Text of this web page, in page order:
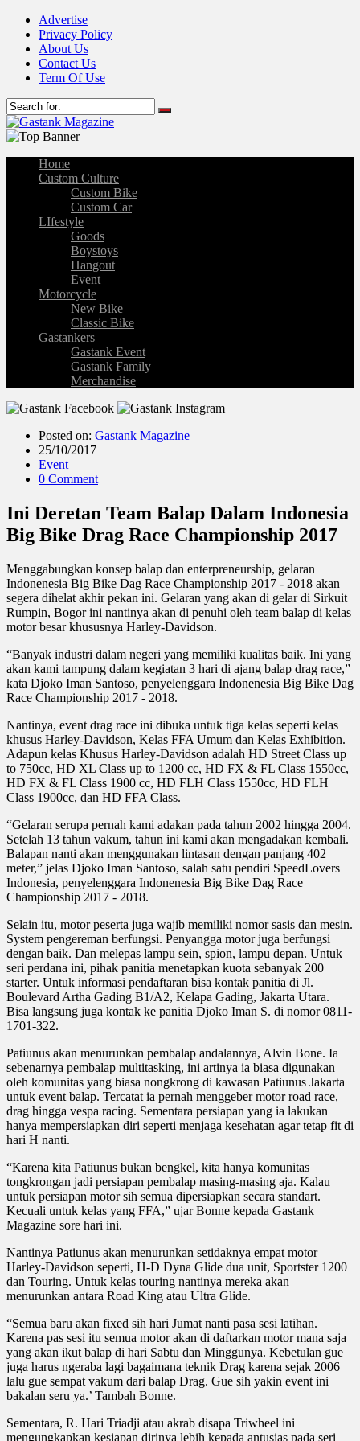
Advertise
Privacy Policy
About Us
Contact Us
Term Of Use
Home
Custom Culture
Custom Bike
Custom Car
LIfestyle
Goods
Boystoys
Hangout
Event
Motorcycle
New Bike
Classic Bike
Gastankers
Gastank Event
Gastank Family
Merchandise
Posted on: Gastank Magazine
25/10/2017
Event
0 Comment
Ini Deretan Team Balap Dalam Indonesia
Big Bike Drag Race Championship 2017
Menggabungkan konsep balap dan enterpreneurship, gelaran
Indonenesia Big Bike Dag Race Championship 2017 - 2018 akan
segera dihelat akhir pekan ini. Gelaran yang akan di gelar di Sirkuit
Rumpin, Bogor ini nantinya akan di penuhi oleh team balap di kelas
motor besar khususnya Harley-Davidson.
“Banyak industri dalam negeri yang memiliki kualitas baik. Ini yang
akan kami tampung dalam kegiatan 3 hari di ajang balap drag race,”
kata Djoko Iman Santoso, penyelenggara Indonenesia Big Bike Dag
Race Championship 2017 - 2018.
Nantinya, event drag race ini dibuka untuk tiga kelas seperti kelas
khusus Harley-Davidson, Kelas FFA Umum dan Kelas Exhibition.
Adapun kelas Khusus Harley-Davidson adalah HD Street Class up
to 750cc, HD XL Class up to 1200 cc, HD FX & FL Class 1550cc,
HD FX & FL Class 1900 cc, HD FLH Class 1550cc, HD FLH
Class 1900cc, dan HD FFA Class.
“Gelaran serupa pernah kami adakan pada tahun 2002 hingga 2004.
Setelah 13 tahun vakum, tahun ini kami akan mengadakan kembali.
Balapan nanti akan menggunakan lintasan dengan panjang 402
meter,” jelas Djoko Iman Santoso, salah satu pendiri SpeedLovers
Indonesia, penyelenggara Indonenesia Big Bike Dag Race
Championship 2017 - 2018.
Selain itu, motor peserta juga wajib memiliki nomor sasis dan mesin.
System pengereman berfungsi. Penyangga motor juga berfungsi
dengan baik. Dan melepas lampu sein, spion, lampu depan. Untuk
seri perdana ini, pihak panitia menetapkan kuota sebanyak 200
starter. Untuk informasi pendaftaran bisa kontak panitia di Jl.
Boulevard Artha Gading B1/A2, Kelapa Gading, Jakarta Utara.
Bisa langsung juga kontak ke panitia Djoko Iman S. di nomor 0811-
1701-322.
Patiunus akan menurunkan pembalap andalannya, Alvin Bone. Ia
sebenarnya pembalap multitasking, ini artinya ia biasa digunakan
oleh komunitas yang biasa nongkrong di kawasan Patiunus Jakarta
untuk event balap. Tercatat ia pernah menggeber motor road race,
drag hingga vespa racing. Sementara persiapan yang ia lakukan
hanya mempersiapkan diri seperti menjaga kesehatan agar tetap fit di
hari H nanti.
“Karena kita Patiunus bukan bengkel, kita hanya komunitas
tongkrongan jadi persiapan pembalap masing-masing aja. Kalau
untuk persiapan motor sih semua dipersiapkan secara standart.
Kecuali untuk kelas yang FFA,” ujar Bonne kepada Gastank
Magazine sore hari ini.
Nantinya Patiunus akan menurunkan setidaknya empat motor
Harley-Davidson seperti, H-D Dyna Glide dua unit, Sportster 1200
dan Touring. Untuk kelas touring nantinya mereka akan
menurunkan antara Road King atau Ultra Glide.
“Semua baru akan fixed sih hari Jumat nanti pasa sesi latihan.
Karena pas sesi itu semua motor akan di daftarkan motor mana saja
yang akan ikut balap di hari Sabtu dan Minggunya. Kebetulan gue
juga harus ngeraba lagi bagaimana teknik Drag karena sejak 2006
lalu gue sempat vakum dari balap Drag. Gue sih yakin event ini
bakalan seru ya.’ Tambah Bonne.
Sementara, R. Hari Triadji atau akrab disapa Triwheel ini
mengungkapkan kesiapan dirinya lebih kepada antusias pada seri